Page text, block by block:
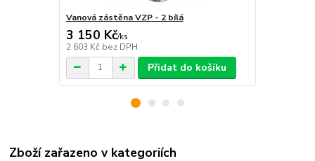
Vanová zástěna VZP - 2 bílá
3 150 Kč/ks
2 603 Kč bez DPH
Přidat do košíku
Zboží zařazeno v kategoriích